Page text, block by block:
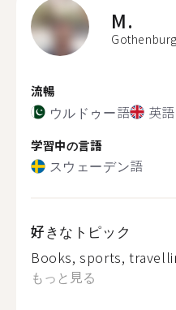
M.
Gothenburg
流暢
ウルドゥー語 英語
学習中の言語
スウェーデン語
好きなトピック
Books, sports,
もっと見る